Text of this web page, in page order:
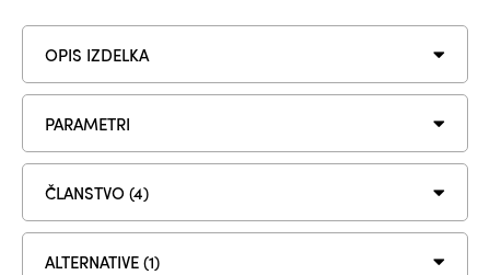
OPIS IZDELKA
PARAMETRI
ČLANSTVO (4)
ALTERNATIVE (1)